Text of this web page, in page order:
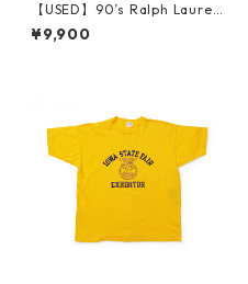
【USED】90’s Ralph Laure
Cotton Short Pants L
¥9,900